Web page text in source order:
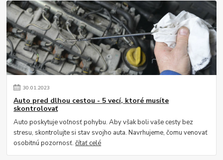
30.01.2023
Auto pred dlhou cestou - 5 vecí, ktoré musíte
skontrolovať
Auto poskytuje voľnosť pohybu. Aby však boli vaše cesty bez
stresu, skontrolujte si stav svojho auta. Navrhujeme, čomu venovať
osobitnú pozornosť.čítať celé